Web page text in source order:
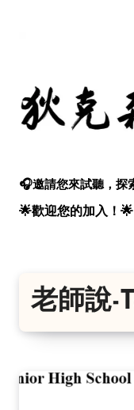
🎧邀請您來試聽，探
🌟歡迎您的加入！🌟
老師說-